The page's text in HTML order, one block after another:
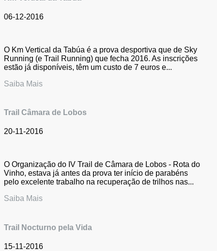
06-12-2016
O Km Vertical da Tabúa é a prova desportiva que de Sky
Running (e Trail Running) que fecha 2016. As inscrições
estão já disponíveis, têm um custo de 7 euros e...
Saiba Mais
Trail Câmara de Lobos
20-11-2016
O Organização do IV Trail de Câmara de Lobos - Rota do
Vinho, estava já antes da prova ter início de parabéns
pelo excelente trabalho na recuperação de trilhos nas...
Saiba Mais
Trail Nocturno pela Vida
15-11-2016